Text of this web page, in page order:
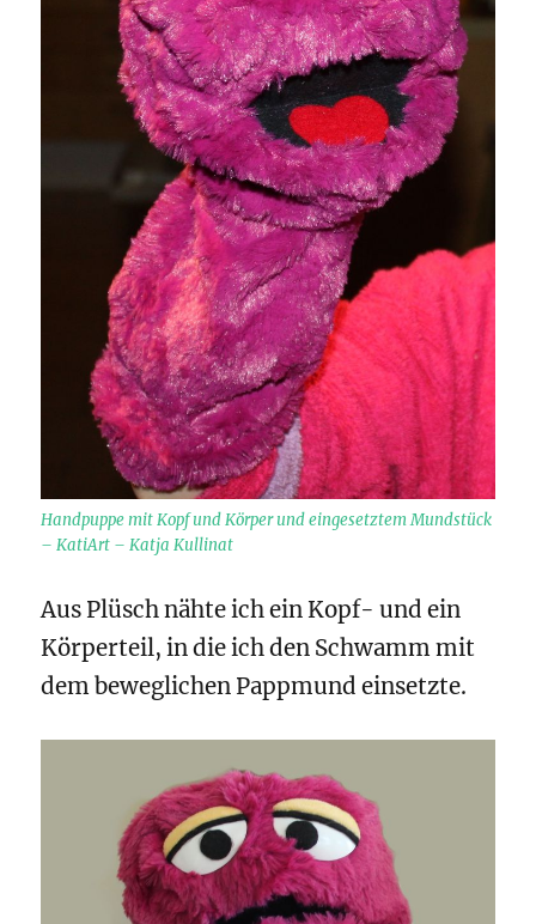
Handpuppe mit Kopf und Körper und eingesetztem Mundstück
– KatiArt – Katja Kullinat
Aus Plüsch nähte ich ein Kopf- und ein
Körperteil, in die ich den Schwamm mit
dem beweglichen Pappmund einsetzte.